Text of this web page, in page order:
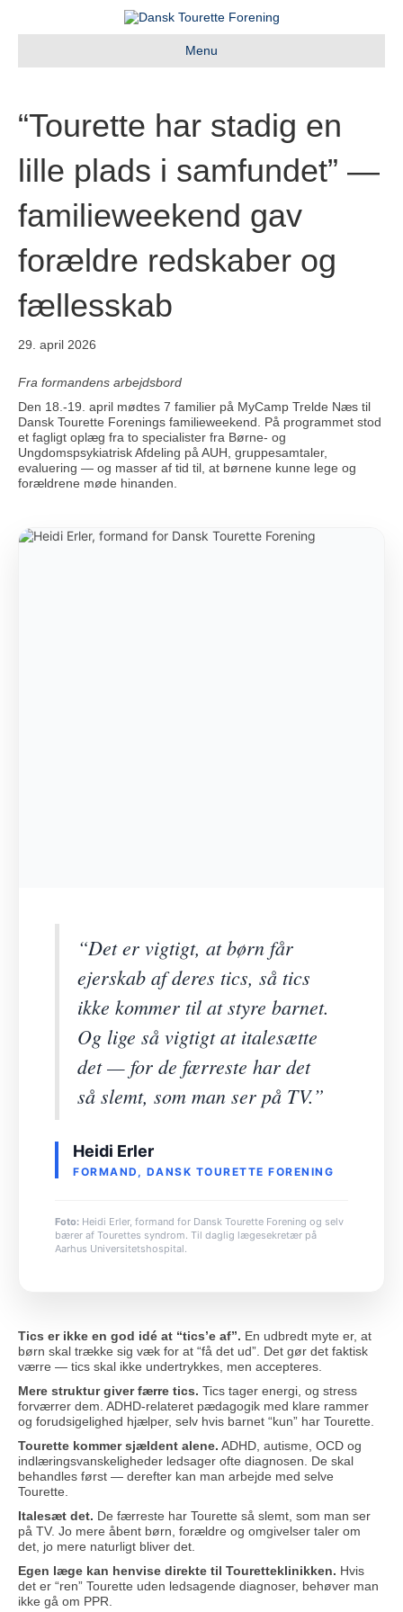
Menu
“Tourette har stadig en
lille plads i samfundet” —
familieweekend gav
forældre redskaber og
fællesskab
29. april 2026
Fra formandens arbejdsbord
Den 18.-19. april mødtes 7 familier på MyCamp Trelde Næs til
Dansk Tourette Forenings familieweekend. På programmet stod
et fagligt oplæg fra to specialister fra Børne- og
Ungdomspsykiatrisk Afdeling på AUH, gruppesamtaler,
evaluering — og masser af tid til, at børnene kunne lege og
forældrene møde hinanden.
“Det er vigtigt, at børn får
ejerskab af deres tics, så tics
ikke kommer til at styre barnet.
Og lige så vigtigt at italesætte
det — for de færreste har det
så slemt, som man ser på TV.”
Heidi Erler
FORMAND, DANSK TOURETTE FORENING
Foto: Heidi Erler, formand for Dansk Tourette Forening og selv
bærer af Tourettes syndrom. Til daglig lægesekretær på
Aarhus Universitetshospital.
Tics er ikke en god idé at “tics’e af”. En udbredt myte er, at
børn skal trække sig væk for at “få det ud”. Det gør det faktisk
værre — tics skal ikke undertrykkes, men accepteres.
Mere struktur giver færre tics. Tics tager energi, og stress
forværrer dem. ADHD-relateret pædagogik med klare rammer
og forudsigelighed hjælper, selv hvis barnet “kun” har Tourette.
Tourette kommer sjældent alene. ADHD, autisme, OCD og
indlæringsvanskeligheder ledsager ofte diagnosen. De skal
behandles først — derefter kan man arbejde med selve
Tourette.
Italesæt det. De færreste har Tourette så slemt, som man ser
på TV. Jo mere åbent børn, forældre og omgivelser taler om
det, jo mere naturligt bliver det.
Egen læge kan henvise direkte til Touretteklinikken. Hvis
det er “ren” Tourette uden ledsagende diagnoser, behøver man
ikke gå om PPR.